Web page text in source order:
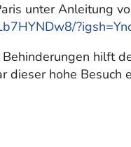
unter Anleitung
hilft
dieser hohe Besuch